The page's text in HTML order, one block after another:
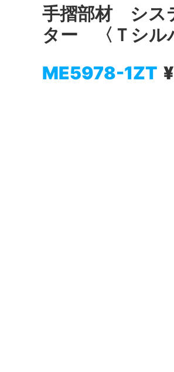
手摺部材 シス
ター 〈Ｔシル
ME5978-1ZT